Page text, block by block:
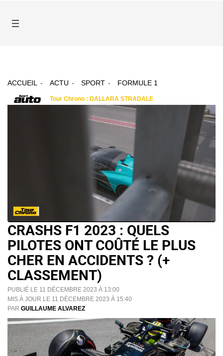
ACCUEIL ACTU SPORT FORMULE 1
CRASHS F1 2023 : QUELS
PILOTES ONT COÛTÉ LE PLUS
CHER EN ACCIDENTS ? (+
CLASSEMENT)
PUBLIÉ LE 11 DÉCEMBRE 2023 À 13:00
MIS À JOUR LE 11 DÉCEMBRE 2023 À 15:40
PAR GUILLAUME ALVAREZ